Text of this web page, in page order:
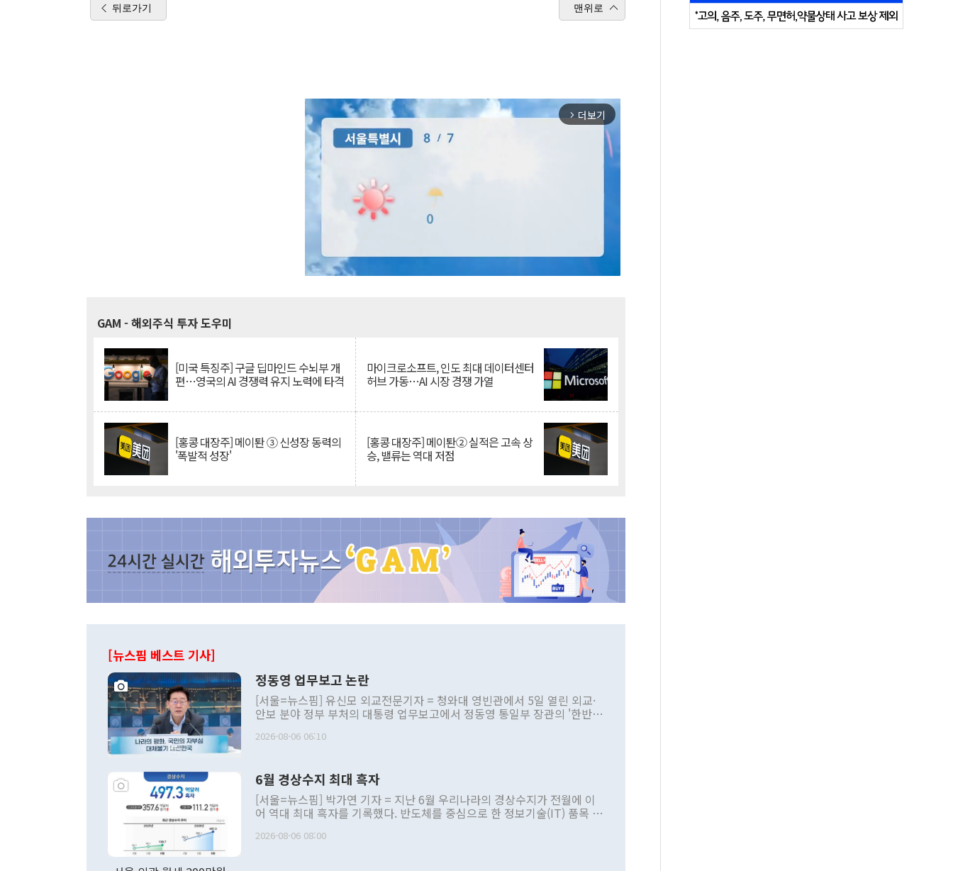
뒤로가기 맨위로
arrow_forward_ios 더보기
GAM - 해외주식 투자 도우미
[미국 특징주] 구글 딥마인드 수뇌부 개
편…영국의 AI 경쟁력 유지 노력에 타격
마이크로소프트, 인도 최대 데이터센터
허브 가동…AI 시장 경쟁 가열
[홍콩 대장주] 메이퇀 ③ 신성장 동력의
'폭발적 성장'
[홍콩 대장주] 메이퇀② 실적은 고속 상
승, 밸류는 역대 저점
[뉴스핌 베스트 기사]
정동영 업무보고 논란
[서울=뉴스핌] 유신모 외교전문기자 = 청와대 영빈관에서 5일 열린 외교·
안보 분야 정부 부처의 대통령 업무보고에서 정동영 통일부 장관의 '한반도
발언 중에는 정부 내 조율을 거치지 않은 사안을 정책으로 추진하겠다고 공
주의적 희망에 근거한 비현실적 구상'이라는 비판을 내놨다. 그동안 정 장
관의 대북 정책 관련 발언이 물의를 빚은 적은 여러 번 있지만 대통령과 유
관 부처 장관이 공개적으로 부정적 입장을 표명한 것은 이례적이다. 정 장
관의 무리한 대북 접근법과 월권을 제어해야 한다는 목소리도 높아지고 있
다. [정동영 통일부 장관이 지난달 23일 오후 서울 종로구 정부서울청사에
2026-08-06 06:10
6월 경상수지 최대 흑자
[서울=뉴스핌] 박가연 기자 = 지난 6월 우리나라의 경상수지가 전월에 이
어 역대 최대 흑자를 기록했다. 반도체를 중심으로 한 정보기술(IT) 품목 수
료=한국은행] 한국은행이 6일 발표한 '2026년 6월 국제수지(잠정)'에 따르
2026-08-06 08:00